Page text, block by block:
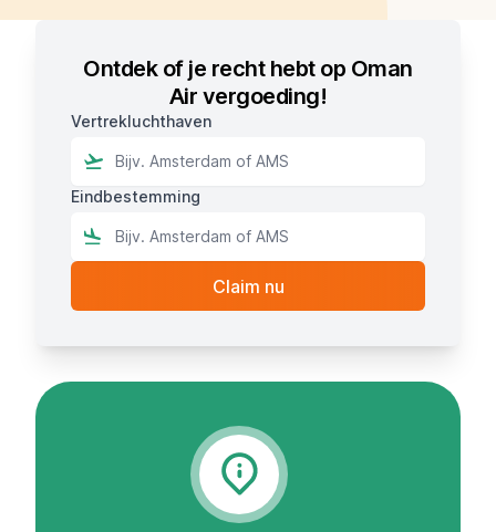
Ontdek of je recht hebt op Oman
Air vergoeding!
Vertrekluchthaven
Eindbestemming